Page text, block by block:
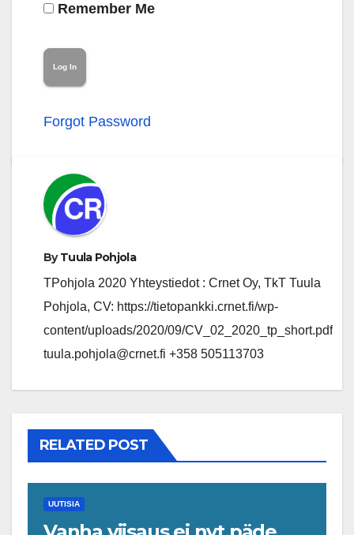
Remember Me
Forgot Password
ByTuula Pohjola
TPohjola 2020 Yhteystiedot : Crnet Oy, TkT Tuula
Pohjola, CV: https://tietopankki.crnet.fi/wp-
content/uploads/2020/09/CV_02_2020_tp_short.pdf
tuula.pohjola@crnet.fi +358 505113703
RELATED POST
UUTISIA